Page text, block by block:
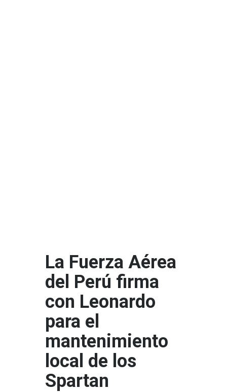
La Fuerza Aérea
del Perú firma
con Leonardo
para el
mantenimiento
local de los
Spartan